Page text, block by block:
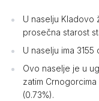
U naselju Kladovo
prosečna starost
U naselju ima 3155
Ovo naselje je u
zatim Crnogorcima
(0.73%).